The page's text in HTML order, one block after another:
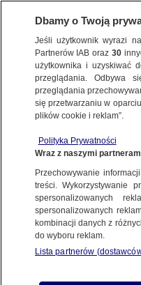
POLSKA
ABW i akt
11.08.2025, 12:08
Posłuchaj
Czyta lektor AI
Dbamy o Twoją
Jeśli użytkownik wyrazi
Partnerów IAB oraz30
użytkownika i uzyskiwać
przeglądania. Odbywa
przeglądania
się przetwarzaniu w
plików cookie i reklam”.
Polityka Prywatności
Wraz z naszymi
Przechowywanie
treści. Wykorzystywanie
spersonalizowanych
spersonalizowanych
kombinacji danych z
do wyboru reklam.
Lista partnerów